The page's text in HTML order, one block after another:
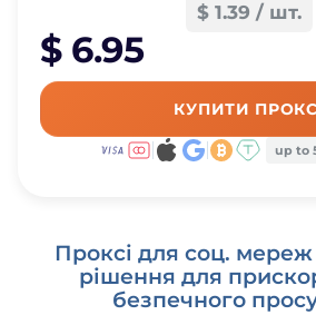
$ 1.39 / шт.
$ 6.95
КУПИТИ
up to
Проксі для соц.
рішення для
безпечного